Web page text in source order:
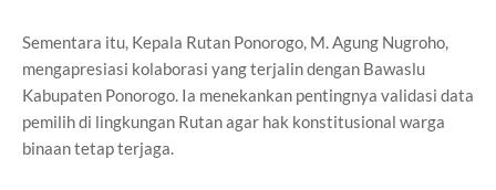
Sementara itu, Kepala Rutan Ponorogo, M. Agung Nugroho,
mengapresiasi kolaborasi yang terjalin dengan Bawaslu
Kabupaten Ponorogo. Ia menekankan pentingnya validasi data
pemilih di lingkungan Rutan agar hak konstitusional warga
binaan tetap terjaga.